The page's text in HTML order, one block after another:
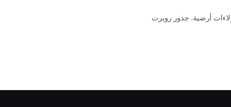
أرضية. جذور روبرت